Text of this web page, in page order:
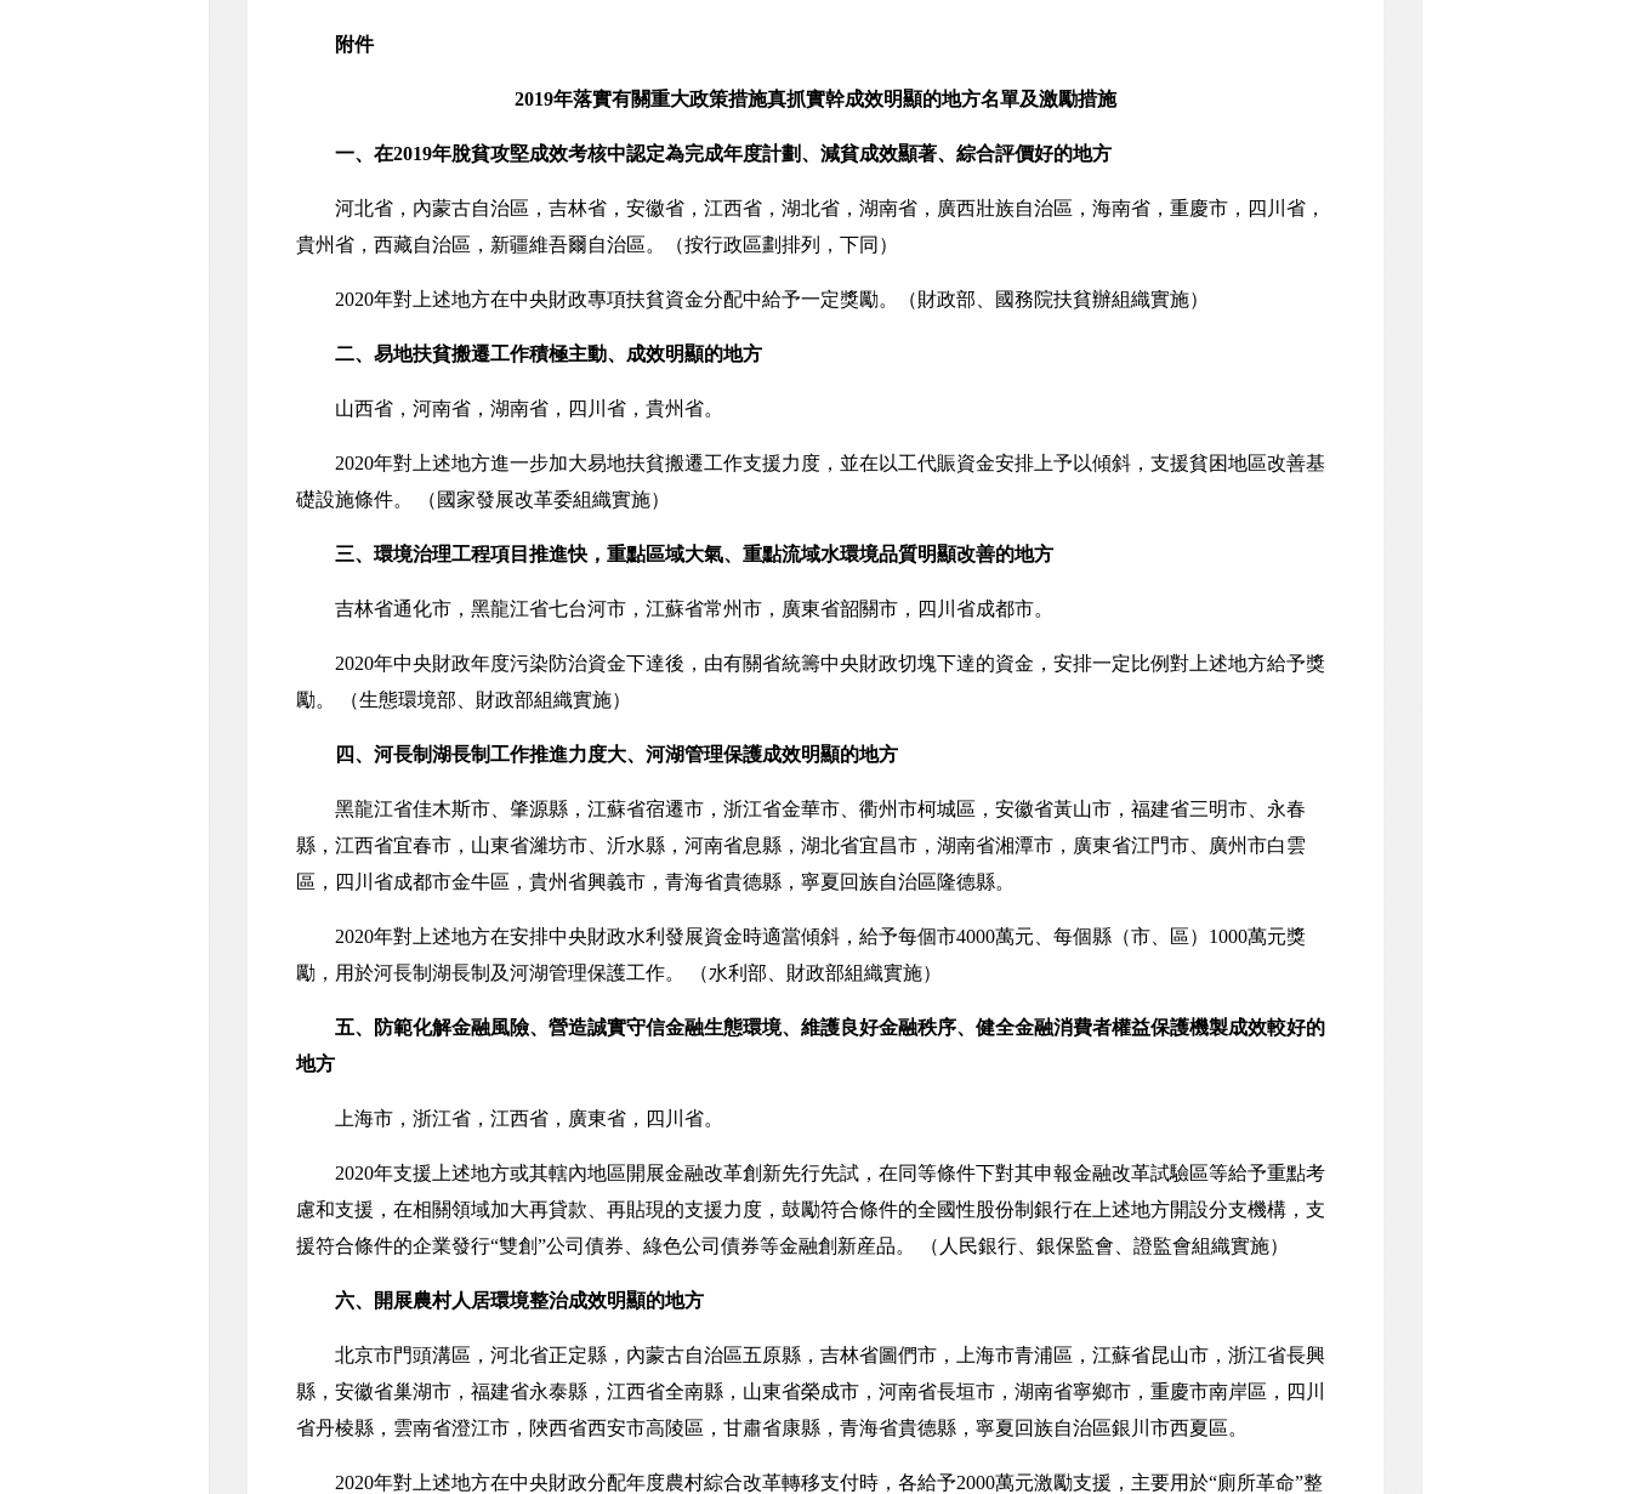
附件
2019年落實有關重大政策措施真抓實幹成效明顯的地方名單及激勵措施
一、在2019年脫貧攻堅成效考核中認定為完成年度計劃、減貧成效顯著、綜合評價好的地方
河北省，內蒙古自治區，吉林省，安徽省，江西省，湖北省，湖南省，廣西壯族自治區，海南省，重慶市，四川省，
貴州省，西藏自治區，新疆維吾爾自治區。
（按行政區劃排列，下同）
2020年對上述地方在中央財政專項扶貧資金分配中給予一定獎勵。（財政部、國務院扶貧辦組織實施）
二、易地扶貧搬遷工作積極主動、成效明顯的地方
山西省，河南省，湖南省，四川省，貴州省。
2020年對上述地方進一步加大易地扶貧搬遷工作支援力度，並在以工代賑資金安排上予以傾斜，支援貧困地區改善基
礎設施條件。
（國家發展改革委組織實施）
三、環境治理工程項目推進快，重點區域大氣、重點流域水環境品質明顯改善的地方
吉林省通化市，黑龍江省七台河市，江蘇省常州市，廣東省韶關市，四川省成都市。
2020年中央財政年度污染防治資金下達後，由有關省統籌中央財政切塊下達的資金，安排一定比例對上述地方給予獎
勵。
（生態環境部、財政部組織實施）
四、河長制湖長制工作推進力度大、河湖管理保護成效明顯的地方
黑龍江省佳木斯市、肇源縣，江蘇省宿遷市，浙江省金華市、衢州市柯城區，安徽省黃山市，福建省三明市、永春
縣，江西省宜春市，山東省濰坊市、沂水縣，河南省息縣，湖北省宜昌市，湖南省湘潭市，廣東省江門市、廣州市白雲
區，四川省成都市金牛區，貴州省興義市，青海省貴德縣，寧夏回族自治區隆德縣。
2020年對上述地方在安排中央財政水利發展資金時適當傾斜，給予每個市4000萬元、每個縣（市、區）1000萬元獎
勵，用於河長制湖長制及河湖管理保護工作。
（水利部、財政部組織實施）
五、防範化解金融風險、營造誠實守信金融生態環境、維護良好金融秩序、健全金融消費者權益保護機製成效較好的
地方
上海市，浙江省，江西省，廣東省，四川省。
2020年支援上述地方或其轄內地區開展金融改革創新先行先試，在同等條件下對其申報金融改革試驗區等給予重點考
慮和支援，在相關領域加大再貸款、再貼現的支援力度，鼓勵符合條件的全國性股份制銀行在上述地方開設分支機構，支
援符合條件的企業發行“雙創”公司債券、綠色公司債券等金融創新産品。
（人民銀行、銀保監會、證監會組織實施）
六、開展農村人居環境整治成效明顯的地方
北京市門頭溝區，河北省正定縣，內蒙古自治區五原縣，吉林省圖們市，上海市青浦區，江蘇省昆山市，浙江省長興
縣，安徽省巢湖市，福建省永泰縣，江西省全南縣，山東省榮成市，河南省長垣市，湖南省寧鄉市，重慶市南岸區，四川
省丹棱縣，雲南省澄江市，陜西省西安市高陵區，甘肅省康縣，青海省貴德縣，寧夏回族自治區銀川市西夏區。
2020年對上述地方在中央財政分配年度農村綜合改革轉移支付時，各給予2000萬元激勵支援，主要用於“廁所革命”整